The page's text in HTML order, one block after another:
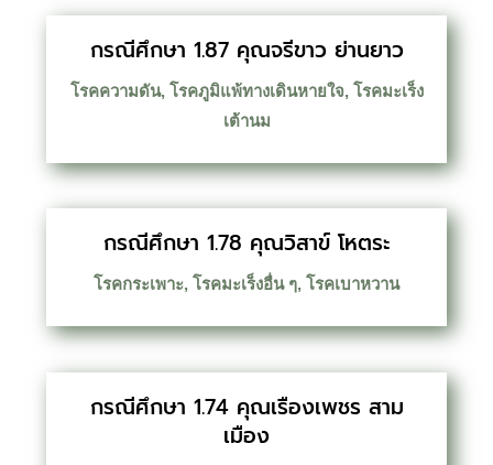
กรณีศึกษา 1.87 คุณจรีขาว ย่านยาว
โรคความดัน, โรคภูมิแพ้ทางเดินหายใจ, โรคมะเร็ง
เต้านม
กรณีศึกษา 1.78 คุณวิสาข์ โหตระ
โรคกระเพาะ, โรคมะเร็งอื่น ๆ, โรคเบาหวาน
กรณีศึกษา 1.74 คุณเรืองเพชร สาม
เมือง